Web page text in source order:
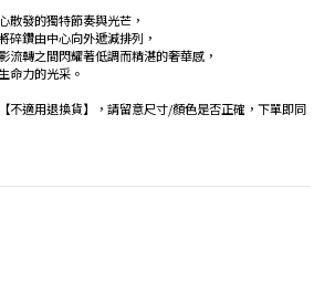
散發的獨特節奏與光芒，
碎鑽由中心向外遞減排列，
流轉之間閃耀著低調而精湛的奢華感，
命力的光采。
不適用退換貨】，請留意尺寸/顏色是否正確，下單即同